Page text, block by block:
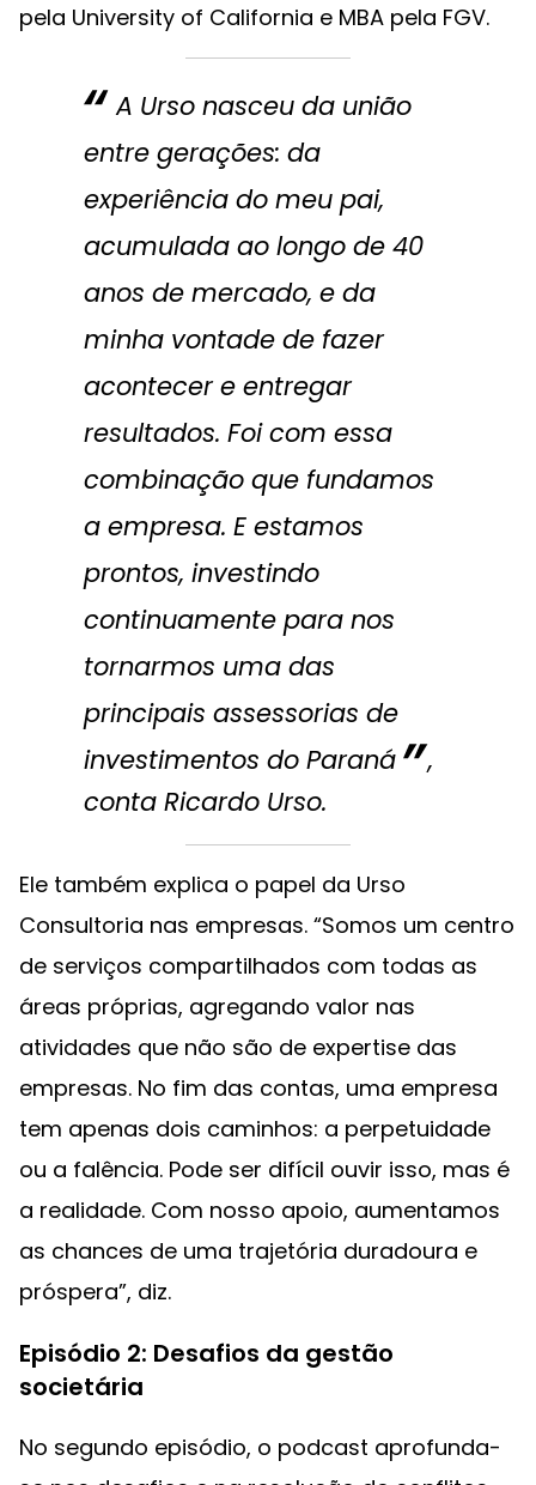
pela University of California e MBA pela FGV.
A Urso nasceu da união
entre gerações: da
experiência do meu pai,
acumulada ao longo de 40
anos de mercado, e da
minha vontade de fazer
acontecer e entregar
resultados. Foi com essa
combinação que fundamos
a empresa. E estamos
prontos, investindo
continuamente para nos
tornarmos uma das
principais assessorias de
investimentos do Paraná
,
conta Ricardo Urso.
Ele também explica o papel da Urso
Consultoria nas empresas. “Somos um centro
de serviços compartilhados com todas as
áreas próprias, agregando valor nas
atividades que não são de expertise das
empresas. No fim das contas, uma empresa
tem apenas dois caminhos: a perpetuidade
ou a falência. Pode ser difícil ouvir isso, mas é
a realidade. Com nosso apoio, aumentamos
as chances de uma trajetória duradoura e
próspera”, diz.
Episódio 2: Desafios da gestão
societária
No segundo episódio, o podcast aprofunda-